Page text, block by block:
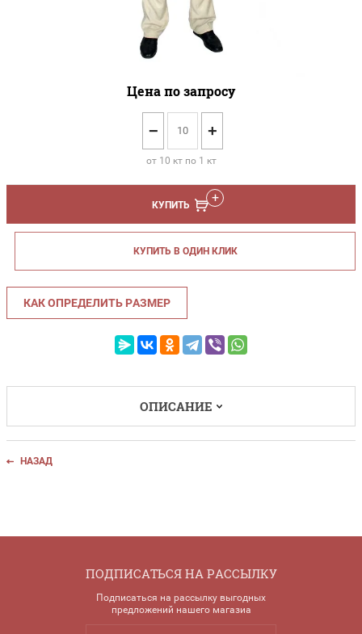
Цена по запросу
− +
от 10 кт по 1 кт
КУПИТЬ
КУПИТЬ В ОДИН КЛИК
КАК ОПРЕДЕЛИТЬ РАЗМЕР
ОПИСАНИЕ
НАЗАД
ПОДПИСАТЬСЯ НА РАССЫЛКУ
Подписаться на рассылку выгодных
предложений нашего магазиа